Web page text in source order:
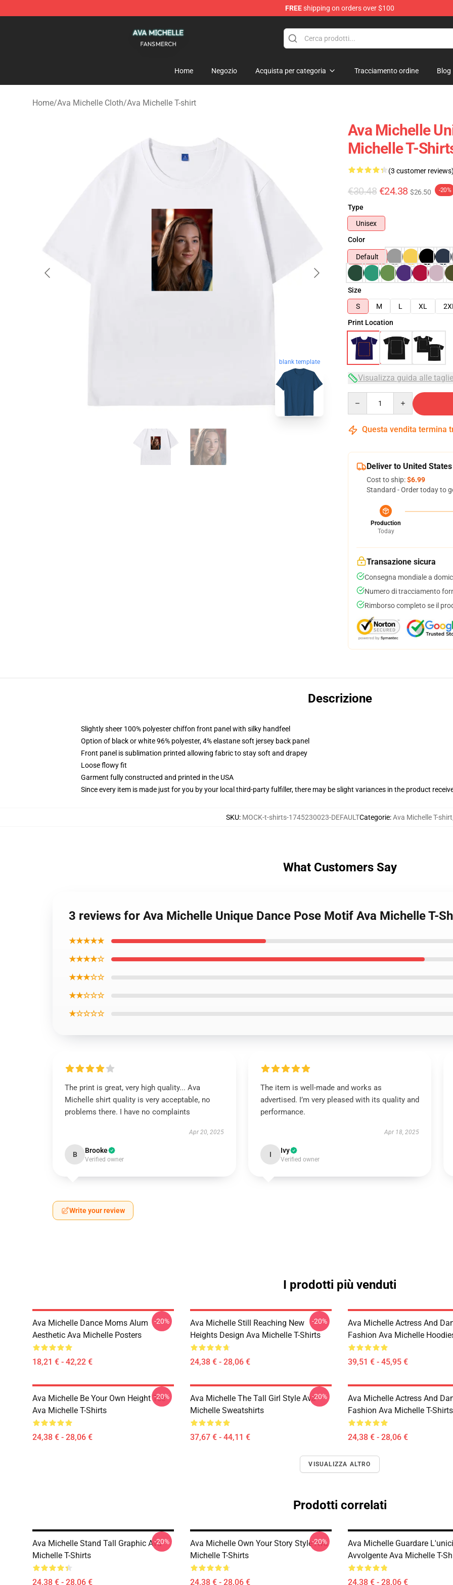
FREEshipping on orders over $100
Home Negozio Acquista per categoria Tracciamento ordine Blog
Home/Ava Michelle Cloth/Ava Michelle T-shirt
blank template
Ava Michelle
Michelle T-
(3 customer
€30.48 €24.38 $26.50 -20%
Type
Unisex
Color
Default
Size
S
M L XL
Print Location
Visualizza guida alle taglie
Questa vendita termina
Deliver to United States
Cost to ship:$6.99
Standard - Order today to
Production
Today
Transazione sicura
Consegna mondiale a
Numero di tracciamento
Rimborso completo se il
Descrizione
Slightly sheer 100% polyester chiffon front panel with silky handfeel
Option of black or white 96% polyester, 4% elastane soft jersey back panel
Front panel is sublimation printed allowing fabric to stay soft and drapey
Loose flowy fit
Garment fully constructed and printed in the USA
Since every item is made just for you by your local third-party fulfiller, there may be slight variances in the product
SKU: MOCK-t-shirts-1745230023-DEFAULTCategorie:Ava Michelle T-shirt
What Customers Say
3 reviews for Ava Michelle Unique Dance Pose Motif Ava Michelle T-
★★★★★
★★★★☆
★★★☆☆
★★☆☆☆
★☆☆☆☆
The print is great, very high quality... Ava
Michelle shirt quality is very acceptable, no
problems there. I have no complaints
Apr 20, 2025
B Brooke
Verified owner
The item is well-made and works as
advertised. I’m very pleased with its quality and
performance.
Apr 18, 2025
I Ivy
Verified owner
Write your review
I prodotti più venduti
Ava Michelle Dance Moms Alum
Aesthetic Ava Michelle Posters
18,21 € - 42,22 €
-20%
Ava Michelle Still Reaching New
Heights Design Ava Michelle T-Shirts
24,38 € - 28,06 €
-20%
Ava Michelle Actress And
Fashion Ava Michelle
39,51 € - 45,95 €
Ava Michelle Be Your Own Height Tee
Ava Michelle T-Shirts
24,38 € - 28,06 €
-20%
Ava Michelle The Tall Girl Style Ava
Michelle Sweatshirts
37,67 € - 44,11 €
-20%
Ava Michelle Actress And
Fashion Ava Michelle T-Shirts
24,38 € - 28,06 €
VISUALIZZA ALTRO
Prodotti correlati
Ava Michelle Stand Tall Graphic Ava
Michelle T-Shirts
24,38 € - 28,06 €
-20%
Ava Michelle Own Your Story Style Ava
Michelle T-Shirts
24,38 € - 28,06 €
-20%
Ava Michelle Guardare
Avvolgente Ava Michelle T-
24,38 € - 28,06 €